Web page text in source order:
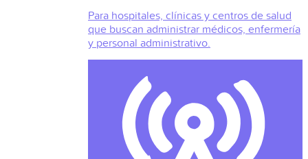
Para hospitales, clínicas y centros de salud
que buscan administrar médicos, enfermería
y personal administrativo.